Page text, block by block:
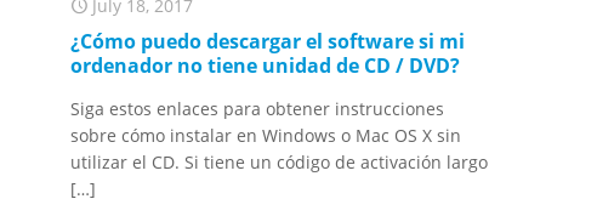
July 18, 2017
¿Cómo puedo descargar el software si mi
ordenador no tiene unidad de CD / DVD?
Siga estos enlaces para obtener instrucciones
sobre cómo instalar en Windows o Mac OS X sin
utilizar el CD. Si tiene un código de activación largo
[…]